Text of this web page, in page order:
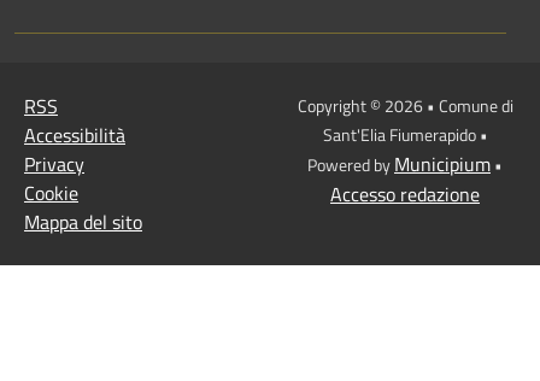
RSS
Accessibilità
Privacy
Cookie
Mappa del sito
Copyright © 2026 • Comune di
Sant'Elia Fiumerapido •
Powered byMunicipium•
Accesso redazione